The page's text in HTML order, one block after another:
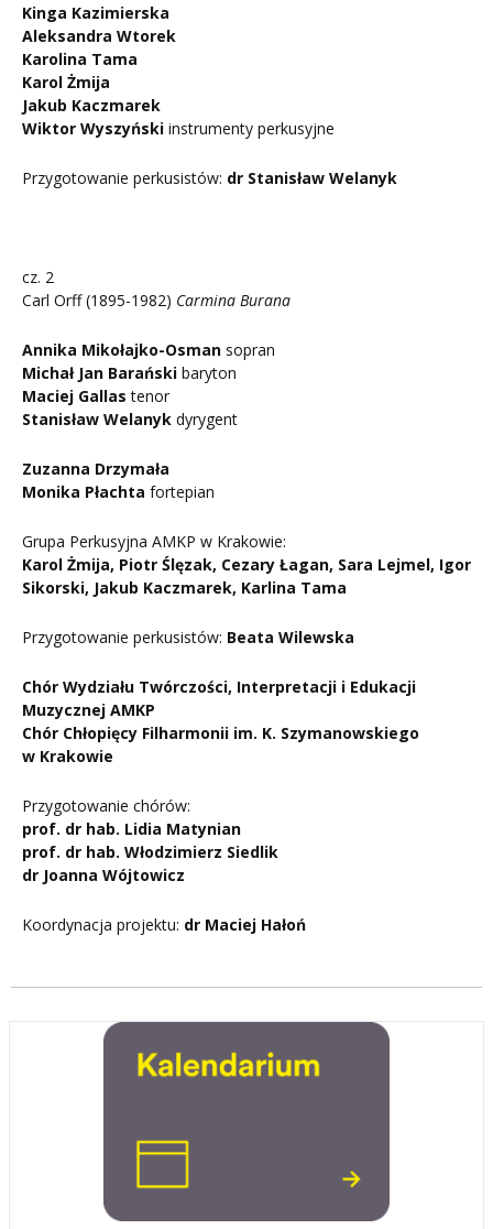
Kinga Kazimierska
Aleksandra Wtorek
Karolina Tama
Karol Żmija
Jakub Kaczmarek
Wiktor Wyszyński instrumenty perkusyjne
Przygotowanie perkusistów: dr Stanisław Welanyk
cz. 2
Carl Orff (1895-1982) Carmina Burana
Annika Mikołajko-Osman sopran
Michał Jan Barański baryton
Maciej Gallas tenor
Stanisław Welanyk dyrygent
Zuzanna Drzymała
Monika Płachta fortepian
Grupa Perkusyjna AMKP w Krakowie:
Karol Żmija, Piotr Ślęzak, Cezary Łagan, Sara Lejmel, Igor
Sikorski, Jakub Kaczmarek, Karlina Tama
Przygotowanie perkusistów: Beata Wilewska
Chór Wydziału Twórczości, Interpretacji i Edukacji
Muzycznej AMKP
Chór Chłopięcy Filharmonii im. K. Szymanowskiego
w Krakowie
Przygotowanie chórów:
prof. dr hab. Lidia Matynian
prof. dr hab. Włodzimierz Siedlik
dr Joanna Wójtowicz
Koordynacja projektu: dr Maciej Hałoń